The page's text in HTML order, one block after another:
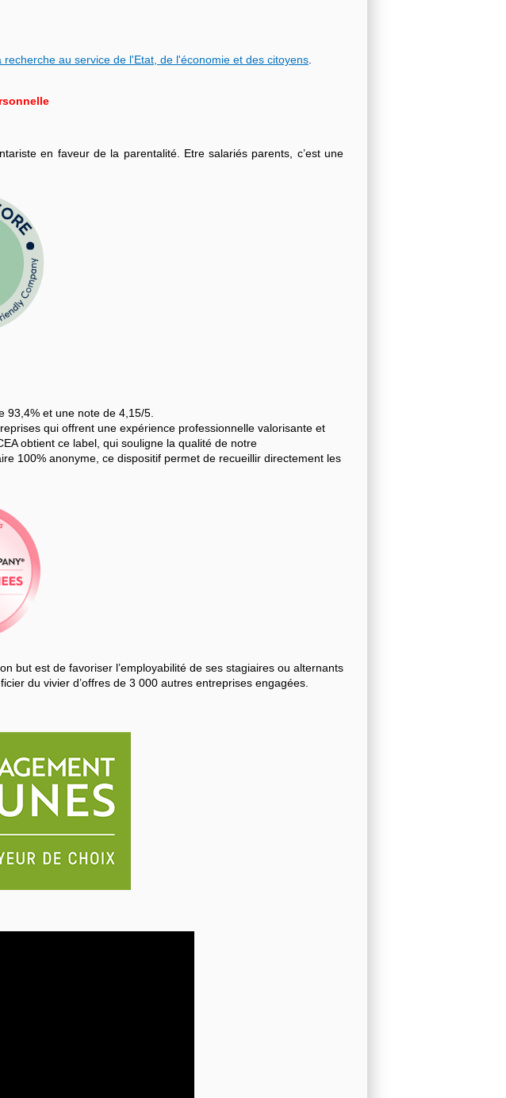
au service de l'Etat, de l'économie et des citoyens.
en faveur de la parentalité. Etre salariés parents, c’est une
93,4% et une note de 4,15/5.
qui offrent une expérience professionnelle valorisante et
obtient ce label, qui souligne la qualité de notre
100% anonyme, ce dispositif permet de recueillir directement les
but est de favoriser l’employabilité de ses stagiaires ou alternants
du vivier d’offres de 3 000 autres entreprises engagées.